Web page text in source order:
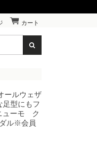
カート
ールウェザ
足型にもフ
ューモ ク
ル※会員